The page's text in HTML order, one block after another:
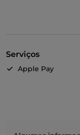
Serviços
Apple Pay